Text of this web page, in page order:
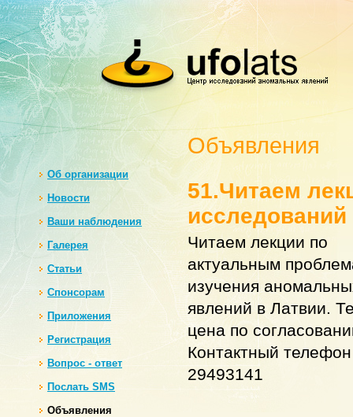
Oб организации
Новости
Ваши наблюдения
Галерея
Статьи
Спонсорам
Приложения
Регистрация
Вопрос - ответ
Послать SMS
Объявления
Объявления
51.Читаем
Читаем лекции по
актуальным
изучения
явлений в Латвии.
цена по
Контактный
29493141